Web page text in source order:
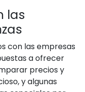
las
con las empresas
a ofrecer
precios y
y algunas